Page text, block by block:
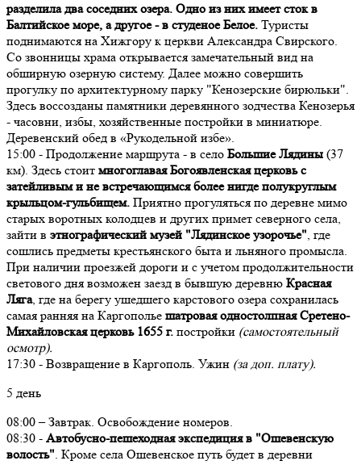
разделила два соседних озера. Одно из них имеет сток в
Балтийское море, а другое - в студеное Белое. Туристы
поднимаются на Хижгору к церкви Александра Свирского.
Со звонницы храма открывается замечательный вид на
обширную озерную систему. Далее можно совершить
прогулку по архитектурному парку "Кенозерские бирюльки".
Здесь воссозданы памятники деревянного зодчества Кенозерья
- часовни, избы, хозяйственные постройки в миниатюре.
Деревенский обед в «Рукодельной избе».
15:00 - Продолжение маршрута - в село Большие Лядины (37
км). Здесь стоит многоглавая Богоявленская церковь с
затейливым и не встречающимся более нигде полукруглым
крыльцом-гульбищем. Приятно прогуляться по деревне мимо
старых воротных колодцев и других примет северного села,
зайти в этнографический музей "Лядинское узорочье", где
сошлись предметы крестьянского быта и льняного промысла.
При наличии проезжей дороги и с учетом продолжительности
светового дня возможен заезд в бывшую деревню Красная
Ляга, где на берегу ушедшего карстового озера сохранилась
самая ранняя на Каргополье шатровая одностолпная Сретено-
Михайловская церковь 1655 г. постройки (самостоятельный
осмотр).
17:30 - Возвращение в Каргополь. Ужин (за доп. плату).
5 день
08:00 – Завтрак. Освобождение номеров.
08:30 - Автобусно-пешеходная экспедиция в "Ошевенскую
волость". Кроме села Ошевенское путь будет в деревни